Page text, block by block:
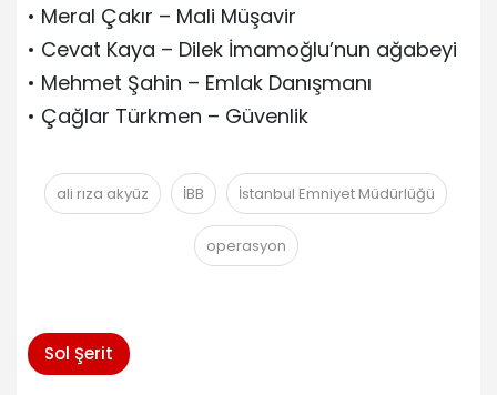
• Meral Çakır – Mali Müşavir
• Cevat Kaya – Dilek İmamoğlu’nun ağabeyi
• Mehmet Şahin – Emlak Danışmanı
• Çağlar Türkmen – Güvenlik
ali rıza akyüz İBB İstanbul Emniyet Müdürlüğü
operasyon
Sol Şerit